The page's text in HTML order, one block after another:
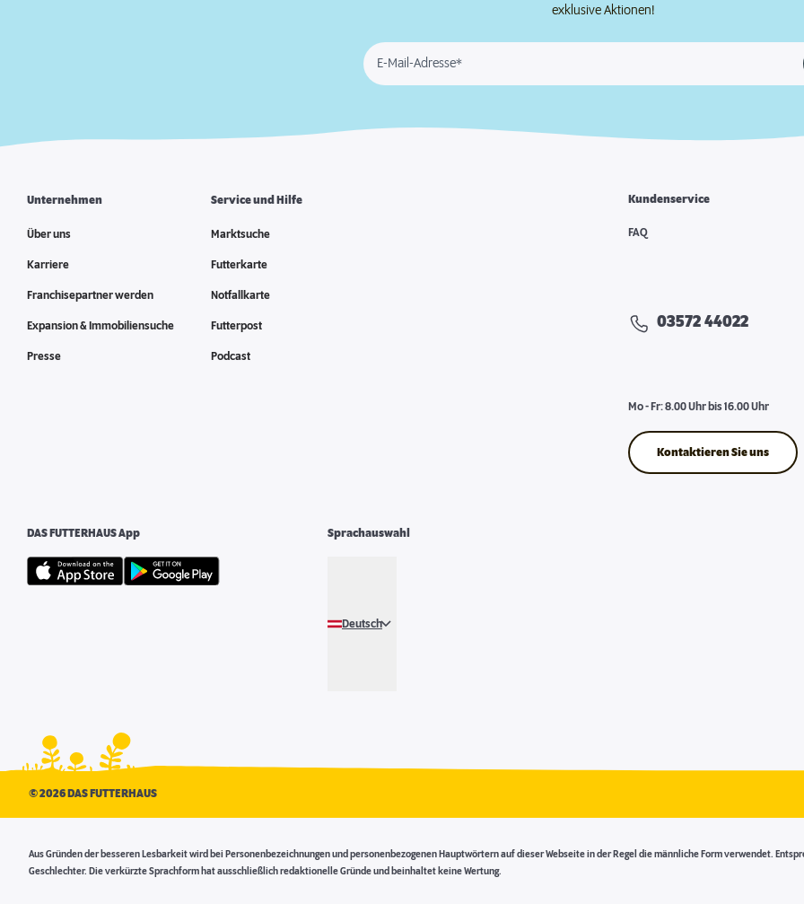
exklusive Aktionen!
E-Mail-Adresse*
Unternehmen
Über uns
Karriere
Franchisepartner werden
Expansion & Immobiliensuche
Presse
Service und Hilfe
Marktsuche
Futterkarte
Notfallkarte
Futterpost
Podcast
Kundenservice
FAQ
03572 44022
Mo - Fr: 8.00 Uhr bis 16.00 Uhr
Kontaktieren Sie uns
DAS FUTTERHAUS App Sprachauswahl
Deutsch
©2026 DAS FUTTERHAUS
Aus Gründen der besseren Lesbarkeit wird bei Personenbezeichnungen und personenbezogenen Hauptwörtern auf dieser Webseite in der Regel die männliche Form verwendet.
Geschlechter. Die verkürzte Sprachform hat ausschließlich redaktionelle Gründe und beinhaltet keine Wertung.